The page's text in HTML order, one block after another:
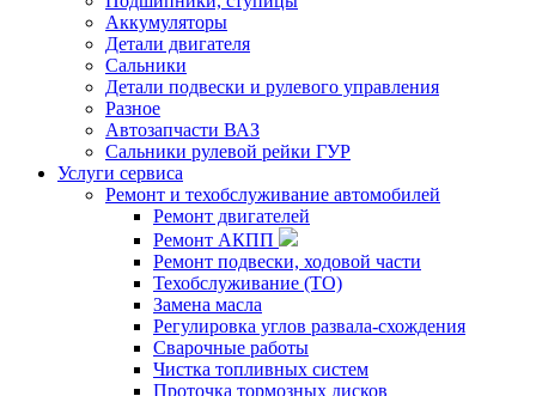
Аккумуляторы
Детали двигателя
Сальники
Детали подвески и рулевого управления
Разное
Автозапчасти ВАЗ
Сальники рулевой рейки ГУР
Услуги сервиса
Ремонт и техобслуживание автомобилей
Ремонт двигателей
Ремонт АКПП
Ремонт подвески, ходовой части
Техобслуживание (ТО)
Замена масла
Регулировка углов развала-схождения
Сварочные работы
Чистка топливных систем
Проточка тормозных дисков